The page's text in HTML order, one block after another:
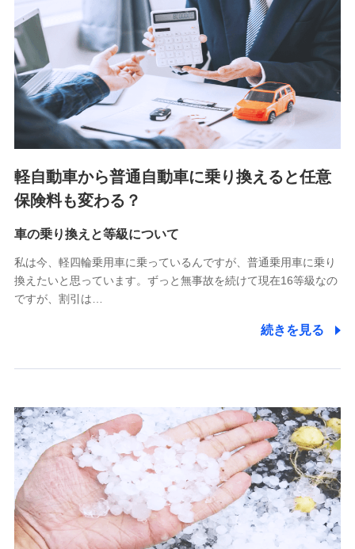
■少額短期保険
株式会社アシロ少額短期保険 (https://kailash.co.jp/)
SBIいきいき少額短期保険会社 (https://www.i-
sedai.com/)
SBIペット少額短期保険株式会社 (https://www.sbipet-
ssi.co.jp/)
SBIリスタ少額短期保険会社
(https://www.jishin.co.jp/)
スマートプラス少額短期保険株式会社
チューリッヒ少額短期保険株式会社
(https://www.zurichssi.co.jp/)
(https://www.tokiomarine-x.co.jp/)
(https://pshoken.co.jp/)
リトルファミリー少額短期保険株式会社
(https://www.littlefamily-ssi.com/)
郵便、電話、およびＥメール等により、当社と取引のあるも
た維持管理等の委託業務遂行のため、またそれらに付帯、関
連する当社および提携会社のサービスを案内、提供するため
（なお、当社は複数の保険会社と取引があり、取得した個人
情報を取引のある他の保険会社の商品・サービスをご提案す
るために利用させていただくことがあります。）
上記に係る連絡・手続き・管理等付帯業務を行うため
3.セミナー募集サイトから取得した個人情報
軽自動車から普通自動車に乗り換えると任意
保険料も変わる？
車の乗り換えと等級について
私は今、軽四輪乗用車に乗っているんですが、普通乗用車に乗り
換えたいと思っています。ずっと無事故を続けて現在16等級なの
ですが、割引は…
続きを見る